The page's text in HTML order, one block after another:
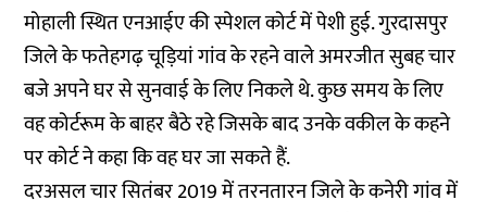
मोहाली स्थित एनआईए की स्पेशल कोर्ट में पेशी हुई. गुरदासपुर
जिले के फतेहगढ़ चूड़ियां गांव के रहने वाले अमरजीत सुबह चार
बजे अपने घर से सुनवाई के लिए निकले थे. कुछ समय के लिए
वह कोर्टरूम के बाहर बैठे रहे जिसके बाद उनके वकील के कहने
पर कोर्ट ने कहा कि वह घर जा सकते हैं.
दरअसल चार सितंबर 2019 में तरनतारन जिले के कनेरी गांव में